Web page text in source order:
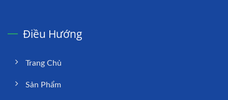
Điều Hướng
Trang Chủ
Sản Phẩm